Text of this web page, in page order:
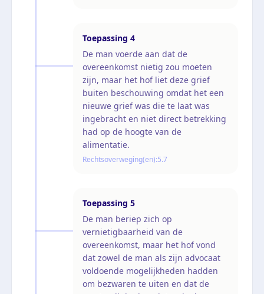
Toepassing 4
De man voerde aan dat de
overeenkomst nietig zou moeten
zijn, maar het hof liet deze grief
buiten beschouwing omdat het een
nieuwe grief was die te laat was
ingebracht en niet direct betrekking
had op de hoogte van de
alimentatie.
Rechtsoverweging(en):5.7
Toepassing 5
De man beriep zich op
vernietigbaarheid van de
overeenkomst, maar het hof vond
dat zowel de man als zijn advocaat
voldoende mogelijkheden hadden
om bezwaren te uiten en dat de